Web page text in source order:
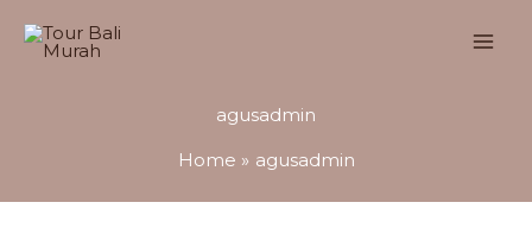
agusadmin
Home
agusadmin